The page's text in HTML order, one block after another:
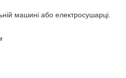
машині або електросушарці.